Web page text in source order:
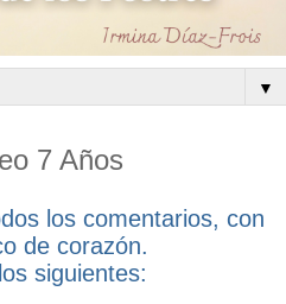
▼
7 Años
los comentarios, con
de corazón.
siguientes: